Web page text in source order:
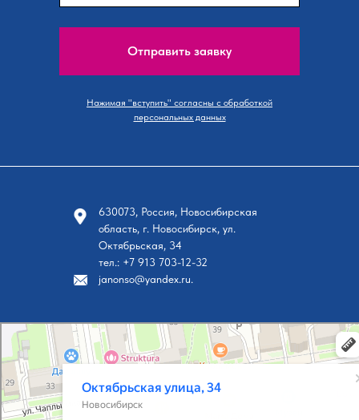
Отправить заявку
Нажимая "вступить" согласны с обработкой
персональных данных
Новосибирск
Октябрьская улица, 34 на карте Новосибирска, ближайшее метро Площадь Ленина —
janonso@yandex.ru.
630073, Россия, Новосибирская
область, г. Новосибирск, ул.
Октябрьская, 34
тел.: +7 913 703-12-32